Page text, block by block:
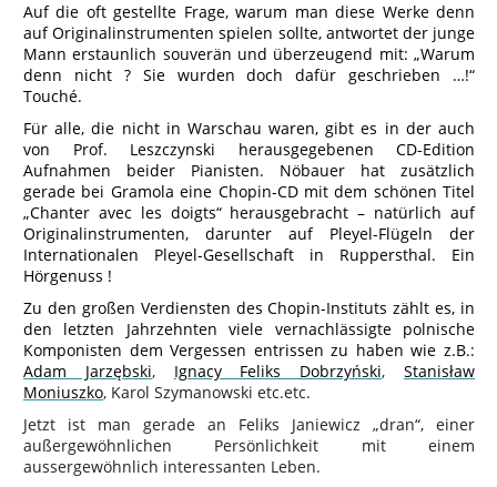
Auf die oft gestellte Frage, warum man diese Werke denn
auf Originalinstrumenten spielen sollte, antwortet der junge
Mann erstaunlich souverän und überzeugend mit: „Warum
denn nicht ? Sie wurden doch dafür geschrieben …!“
Touché.
Für alle, die nicht in Warschau waren, gibt es in der auch
von Prof. Leszczynski herausgegebenen CD-Edition
Aufnahmen beider Pianisten. Nöbauer hat zusätzlich
gerade bei Gramola eine Chopin-CD mit dem schönen Titel
„Chanter avec les doigts“ herausgebracht – natürlich auf
Originalinstrumenten, darunter auf Pleyel-Flügeln der
Internationalen Pleyel-Gesellschaft in Ruppersthal. Ein
Hörgenuss !
Zu den großen Verdiensten des Chopin-Instituts zählt es, in
den letzten Jahrzehnten viele vernachlässigte polnische
Komponisten dem Vergessen entrissen zu haben wie z.B.:
Adam Jarzębski, Ignacy Feliks Dobrzyński,Stanisław
Moniuszko, Karol Szymanowski etc.etc.
Jetzt ist man gerade an Feliks Janiewicz „dran“, einer
außergewöhnlichen Persönlichkeit mit einem
aussergewöhnlich interessanten Leben.